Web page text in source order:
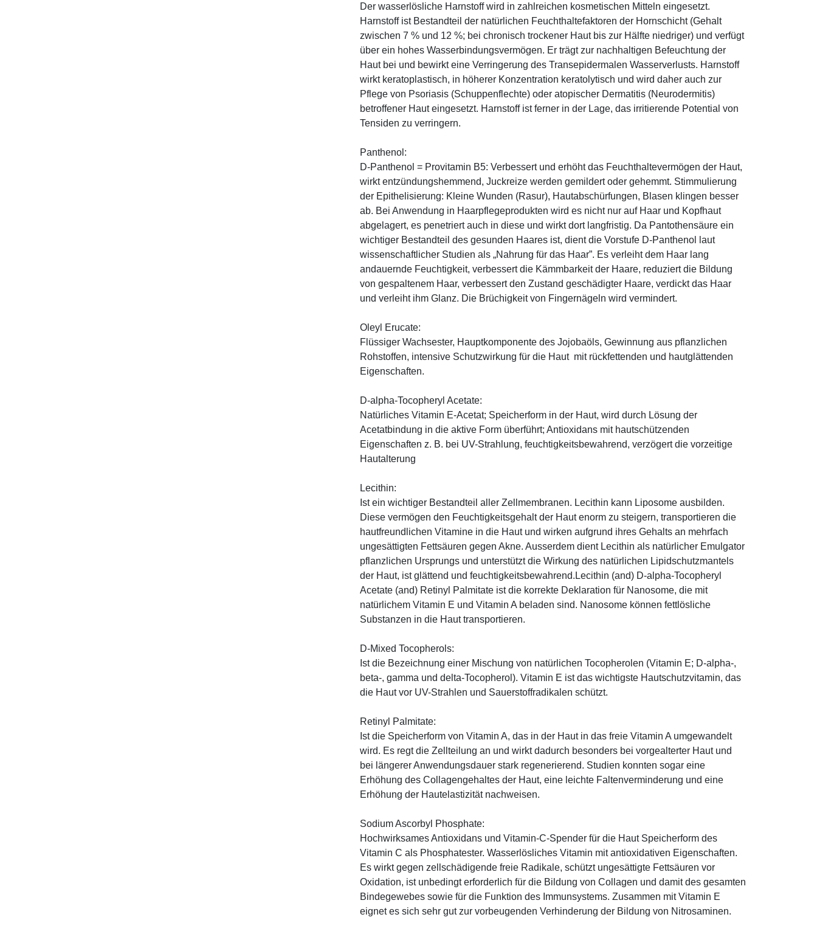
Der wasserlösliche Harnstoff wird in zahlreichen kosmetischen Mitteln eingesetzt.
Harnstoff ist Bestandteil der natürlichen Feuchthaltefaktoren der Hornschicht (Gehalt
zwischen 7 % und 12 %; bei chronisch trockener Haut bis zur Hälfte niedriger) und verfügt
über ein hohes Wasserbindungsvermögen. Er trägt zur nachhaltigen Befeuchtung der
Haut bei und bewirkt eine Verringerung des Transepidermalen Wasserverlusts. Harnstoff
wirkt keratoplastisch, in höherer Konzentration keratolytisch und wird daher auch zur
Pflege von Psoriasis (Schuppenflechte) oder atopischer Dermatitis (Neurodermitis)
betroffener Haut eingesetzt. Harnstoff ist ferner in der Lage, das irritierende Potential von
Tensiden zu verringern.
Panthenol:
D-Panthenol = Provitamin B5: Verbessert und erhöht das Feuchthaltevermögen der Haut,
wirkt entzündungshemmend, Juckreize werden gemildert oder gehemmt. Stimmulierung
der Epithelisierung: Kleine Wunden (Rasur), Hautabschürfungen, Blasen klingen besser
ab. Bei Anwendung in Haarpflegeprodukten wird es nicht nur auf Haar und Kopfhaut
abgelagert, es penetriert auch in diese und wirkt dort langfristig. Da Pantothensäure ein
wichtiger Bestandteil des gesunden Haares ist, dient die Vorstufe D-Panthenol laut
wissenschaftlicher Studien als „Nahrung für das Haar”. Es verleiht dem Haar lang
andauernde Feuchtigkeit, verbessert die Kämmbarkeit der Haare, reduziert die Bildung
von gespaltenem Haar, verbessert den Zustand geschädigter Haare, verdickt das Haar
und verleiht ihm Glanz. Die Brüchigkeit von Fingernägeln wird vermindert.
Oleyl Erucate:
Flüssiger Wachsester, Hauptkomponente des Jojobaöls, Gewinnung aus pflanzlichen
Rohstoffen, intensive Schutzwirkung für die Haut mit rückfettenden und hautglättenden
Eigenschaften.
D-alpha-Tocopheryl Acetate:
Natürliches Vitamin E-Acetat; Speicherform in der Haut, wird durch Lösung der
Acetatbindung in die aktive Form überführt; Antioxidans mit hautschützenden
Eigenschaften z. B. bei UV-Strahlung, feuchtigkeitsbewahrend, verzögert die vorzeitige
Hautalterung
Lecithin:
Ist ein wichtiger Bestandteil aller Zellmembranen. Lecithin kann Liposome ausbilden.
Diese vermögen den Feuchtigkeitsgehalt der Haut enorm zu steigern, transportieren die
hautfreundlichen Vitamine in die Haut und wirken aufgrund ihres Gehalts an mehrfach
ungesättigten Fettsäuren gegen Akne. Ausserdem dient Lecithin als natürlicher Emulgator
pflanzlichen Ursprungs und unterstützt die Wirkung des natürlichen Lipidschutzmantels
der Haut, ist glättend und feuchtigkeitsbewahrend.Lecithin (and) D-alpha-Tocopheryl
Acetate (and) Retinyl Palmitate ist die korrekte Deklaration für Nanosome, die mit
natürlichem Vitamin E und Vitamin A beladen sind. Nanosome können fettlösliche
Substanzen in die Haut transportieren.
D-Mixed Tocopherols:
Ist die Bezeichnung einer Mischung von natürlichen Tocopherolen (Vitamin E; D-alpha-,
beta-, gamma und delta-Tocopherol). Vitamin E ist das wichtigste Hautschutzvitamin, das
die Haut vor UV-Strahlen und Sauerstoffradikalen schützt.
Retinyl Palmitate:
Ist die Speicherform von Vitamin A, das in der Haut in das freie Vitamin A umgewandelt
wird. Es regt die Zellteilung an und wirkt dadurch besonders bei vorgealterter Haut und
bei längerer Anwendungsdauer stark regenerierend. Studien konnten sogar eine
Erhöhung des Collagengehaltes der Haut, eine leichte Faltenverminderung und eine
Erhöhung der Hautelastizität nachweisen.
Sodium Ascorbyl Phosphate:
Hochwirksames Antioxidans und Vitamin-C-Spender für die Haut Speicherform des
Vitamin C als Phosphatester. Wasserlösliches Vitamin mit antioxidativen Eigenschaften.
Es wirkt gegen zellschädigende freie Radikale, schützt ungesättigte Fettsäuren vor
Oxidation, ist unbedingt erforderlich für die Bildung von Collagen und damit des gesamten
Bindegewebes sowie für die Funktion des Immunsystems. Zusammen mit Vitamin E
eignet es sich sehr gut zur vorbeugenden Verhinderung der Bildung von Nitrosaminen.